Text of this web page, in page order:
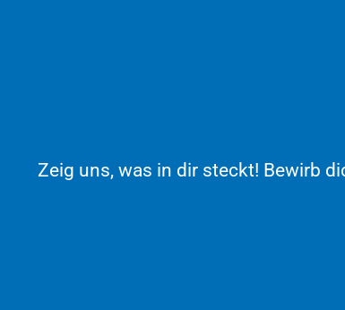
Zeig uns, was in dir steckt! Bewirb